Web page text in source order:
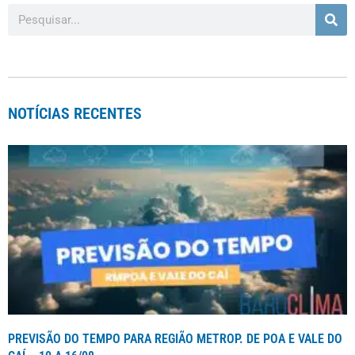
NOTÍCIAS RECENTES
PREVISÃO DO TEMPO PARA REGIÃO METROP. DE POA E VALE DO